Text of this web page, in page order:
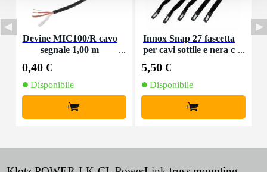
Devine MIC100/R cavo
segnale 1,00 m
0,40 €
Disponibile
+
Innox Snap 27 fascetta
per cavi sottile e nera c
(10 pezzi)
5,50 €
Disponibile
+